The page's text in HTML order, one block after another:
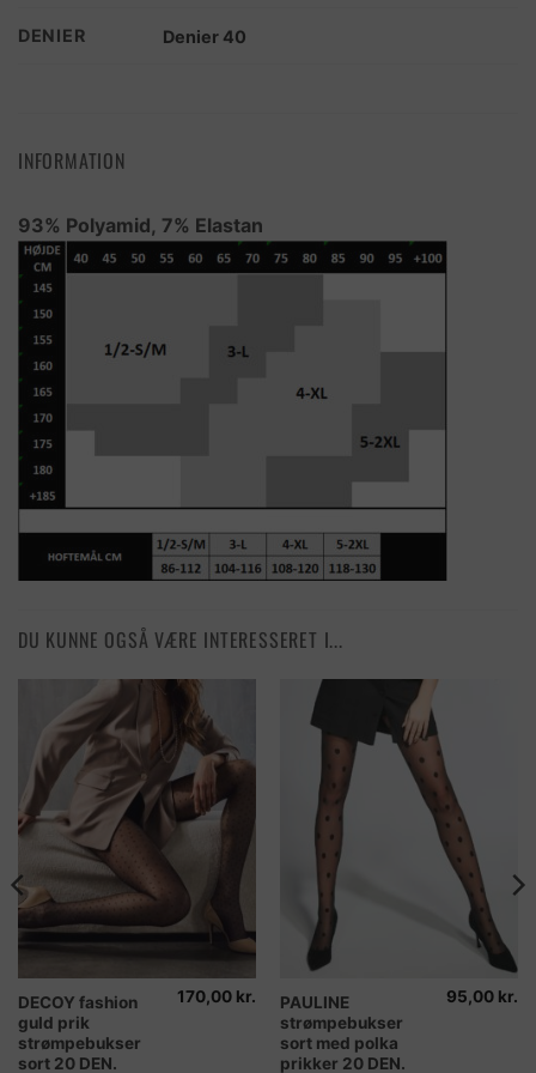
DENIER Denier 40
INFORMATION
93% Polyamid, 7% Elastan
DU KUNNE OGSÅ VÆRE INTERESSERET I...
DECOY fashion
guld prik
strømpebukser
sort 20 DEN.
170,00 kr.
Dette
vare
har
PAULINE
strømpebukser
sort med polka
prikker 20 DEN.
95,00 kr.
Dette
vare
har